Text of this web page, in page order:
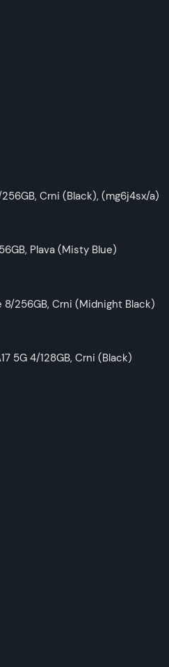
Crni (Black), (mg6j4sx/a)
Plava (Misty Blue)
8/256GB, Crni (Midnight Black)
5G 4/128GB, Crni (Black)